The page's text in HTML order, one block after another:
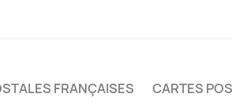
FRANÇAISES CARTES